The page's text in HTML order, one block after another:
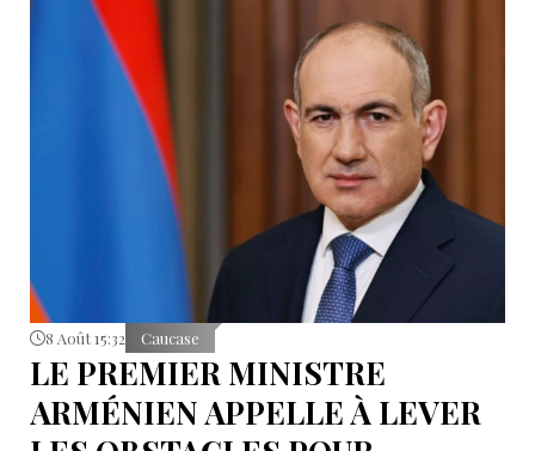
8 Août 15:32 Caucase
LE PREMIER MINISTRE
ARMÉNIEN APPELLE À LEVER